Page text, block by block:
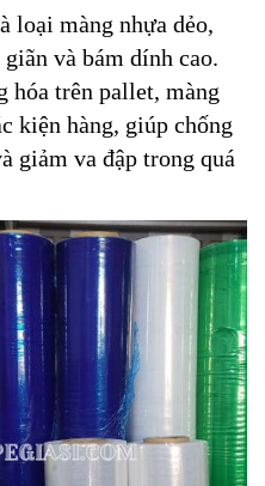
loại màng nhựa dẻo,
và bám dính cao.
hóa trên pallet, màng
kiện hàng, giúp chống
giảm va đập trong quá